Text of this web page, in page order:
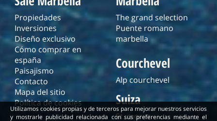
Utilizamos cookies propias y de terceros para mejorar nuestros servicios
y mostrarle publicidad relacionada con sus preferencias mediante el
Propiedades
Inversiones
Diseño exclusivo
Cómo comprar en
españa
Paisajismo
Contacto
Mapa del sitio
Política de cookies
The grand selection
Puente romano
marbella
Courchevel
Alp courchevel
Suiza
St. moritz